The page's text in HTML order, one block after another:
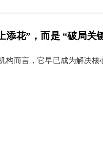
添花”，而是 “破局关
构而言，它早已成为解决